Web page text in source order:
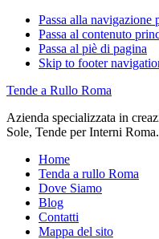
Passa alla navigazione
Passa al contenuto
Passa al piè di pagina
Skip to footer
Tende a Rullo Roma
Azienda specializzata in
Sole, Tende per Interni Roma.
Home
Tenda a rullo Roma
Dove Siamo
Blog
Contatti
Mappa del sito